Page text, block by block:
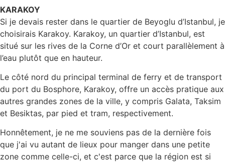
KARAKOY
Si je devais rester dans le quartier de Beyoglu d’Istanbul, je
choisirais Karakoy. Karakoy, un quartier d’Istanbul, est
situé sur les rives de la Corne d’Or et court parallèlement à
l’eau plutôt que en hauteur.
Le côté nord du principal terminal de ferry et de transport
du port du Bosphore, Karakoy, offre un accès pratique aux
autres grandes zones de la ville, y compris Galata, Taksim
et Besiktas, par pied et tram, respectivement.
Honnêtement, je ne me souviens pas de la dernière fois
que j'ai vu autant de lieux pour manger dans une petite
zone comme celle-ci, et c'est parce que la région est si